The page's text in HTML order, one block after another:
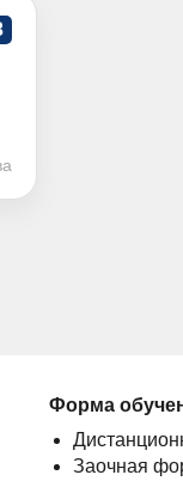
Форма
Заочная